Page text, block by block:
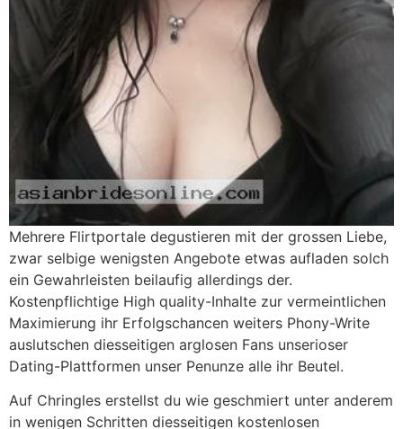
Mehrere Flirtportale degustieren mit der grossen Liebe,
zwar selbige wenigsten Angebote etwas aufladen solch
ein Gewahrleisten beilaufig allerdings der.
Kostenpflichtige High quality-Inhalte zur vermeintlichen
Maximierung ihr Erfolgschancen weiters Phony-Write
auslutschen diesseitigen arglosen Fans unserioser
Dating-Plattformen unser Penunze alle ihr Beutel.
Auf Chringles erstellst du wie geschmiert unter anderem
in wenigen Schritten diesseitigen kostenlosen